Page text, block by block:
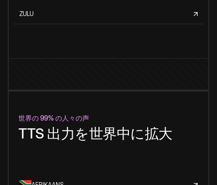
ZULU
世界の 99% の人々の声
TTS 出力を世界中に拡大